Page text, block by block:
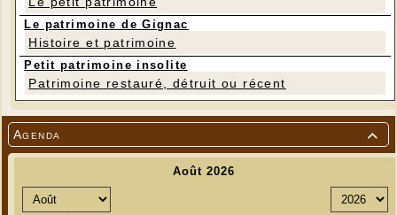

Agenda
Pour tout renseignement et inscription
:asso.yogalife46@gmail.com
Au plaisir de vous accueillir pour découvrir cette
belle discipline.
Le patrimoine de Gignac
Histoire et patrimoine
Petit patrimoine insolite
Patrimoine restauré, détruit ou récent